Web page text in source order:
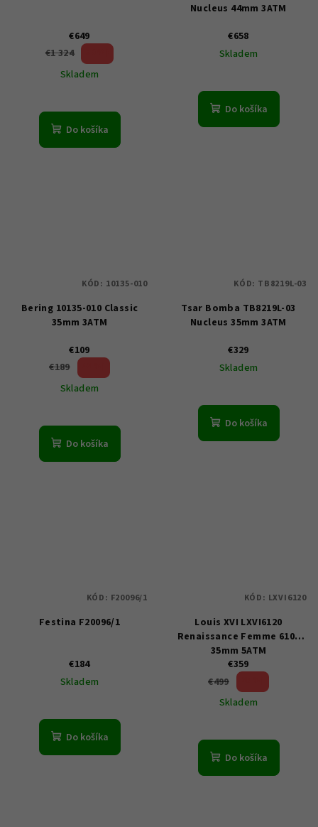
€649
€1 324
Skladem
Do košíka
Nucleus 44mm 3ATM
€658
Skladem
Do košíka
Bering 10135-010 Classic
35mm 3ATM
€109
€189
Skladem
Do košíka
KÓD: 10135-010
Tsar Bomba TB8219L-03
Nucleus 35mm 3ATM
€329
Skladem
Do košíka
KÓD: TB8219L-03
Festina F20096/1
€184
Skladem
Do košíka
KÓD: F20096/1
Louis XVI LXVI6120
Renaissance Femme 6100
35mm 5ATM
€359
€499
Skladem
Do košíka
KÓD: LXVI6120